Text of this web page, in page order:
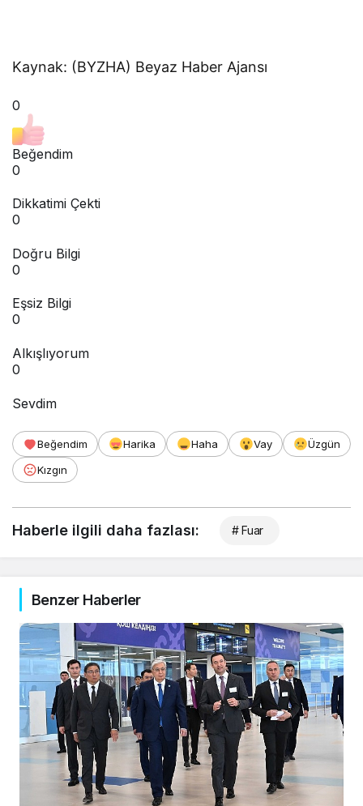
Kaynak: (BYZHA) Beyaz Haber Ajansı
0
Beğendim
0
Dikkatimi Çekti
0
Doğru Bilgi
0
Eşsiz Bilgi
0
Alkışlıyorum
0
Sevdim
Beğendim Harika Haha Vay
Üzgün
Kızgın
Haberle ilgili daha fazlası: # Fuar
Benzer Haberler